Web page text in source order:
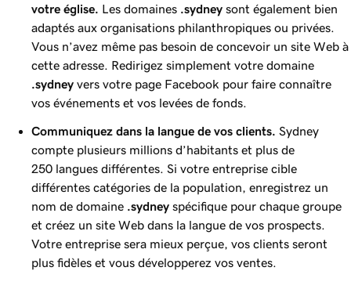
votre église. Les domaines .sydney sont également bien
adaptés aux organisations philanthropiques ou privées.
Vous n’avez même pas besoin de concevoir un site Web à
cette adresse. Redirigez simplement votre domaine
.sydney vers votre page Facebook pour faire connaître
vos événements et vos levées de fonds.
Communiquez dans la langue de vos clients. Sydney
compte plusieurs millions d’habitants et plus de
250 langues différentes. Si votre entreprise cible
différentes catégories de la population, enregistrez un
nom de domaine .sydney spécifique pour chaque groupe
et créez un site Web dans la langue de vos prospects.
Votre entreprise sera mieux perçue, vos clients seront
plus fidèles et vous développerez vos ventes.